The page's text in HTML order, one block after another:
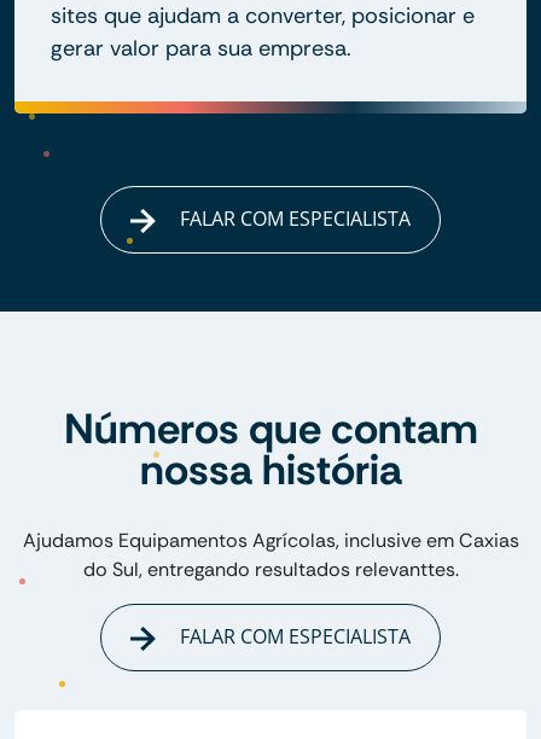
sites que ajudam a converter, posicionar e
gerar valor para sua empresa.
FALAR COM ESPECIALISTA
Números que contam
nossa história
Ajudamos Equipamentos Agrícolas, inclusive em Caxias
do Sul, entregando resultados relevanttes.
FALAR COM ESPECIALISTA